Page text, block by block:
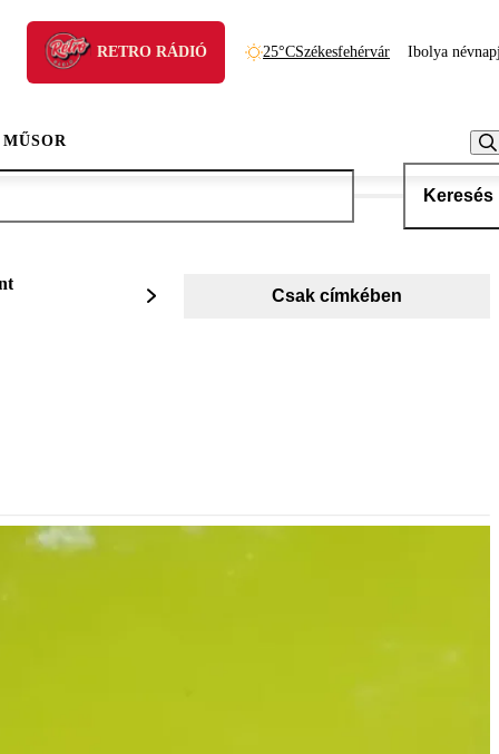
RETRO RÁDIÓ 25°CSzékesfehérvár Ibolya
Keresés
Csak címkében